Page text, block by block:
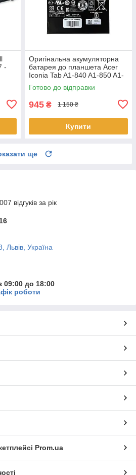
-
Оригінальна акумуляторна
батарея до планшета Acer
Iconia Tab A1-840 A1-850 A1-
860 One 8 B1-810 B1-820 B1-
830 - AP14F8K
Готово до відправки
945 ₴ 1 150 ₴
Купити
ще
відгуків за рік
Львів, Україна
09:00 до 18:00
роботи
Prom.ua